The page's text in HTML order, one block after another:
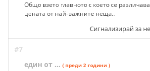
Общо взето главното с което се
цената от най-важните неща..
Сигнализирай за
#7
един от ... ( преди 2 години )